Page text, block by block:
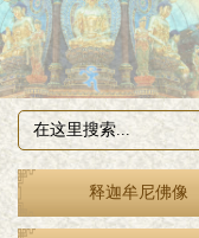
释迦牟尼佛像